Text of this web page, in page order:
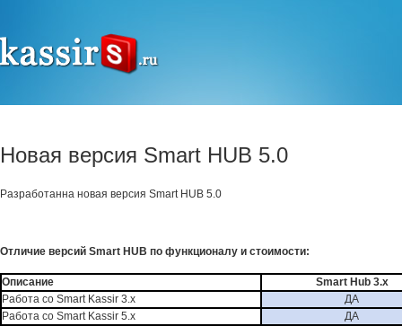
Новая версия Smart HUB 5.0
Разработанна новая версия Smart HUB 5.0
Отличие версий Smart HUB по функционалу и стоимости:
Описание
Smart Hub 3.x
Работа со Smart Kassir 3.x
ДА
Работа со Smart Kassir 5.x
ДА